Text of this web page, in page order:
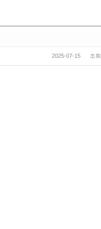
2025-07-15 조회